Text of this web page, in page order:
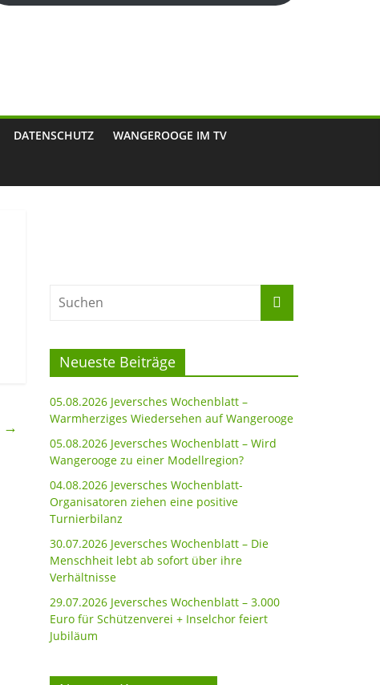
DATENSCHUTZ WANGEROOGE IM TV
→
Neueste Beiträge
05.08.2026 Jeversches Wochenblatt –
Warmherziges Wiedersehen auf Wangerooge
05.08.2026 Jeversches Wochenblatt – Wird
Wangerooge zu einer Modellregion?
04.08.2026 Jeversches Wochenblatt-
Organisatoren ziehen eine positive
Turnierbilanz
30.07.2026 Jeversches Wochenblatt – Die
Menschheit lebt ab sofort über ihre
Verhältnisse
29.07.2026 Jeversches Wochenblatt – 3.000
Euro für Schützenverei + Inselchor feiert
Jubiläum